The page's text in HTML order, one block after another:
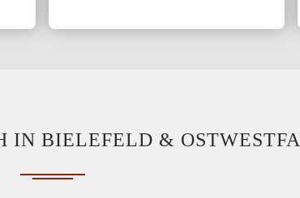
IN BIELEFELD &